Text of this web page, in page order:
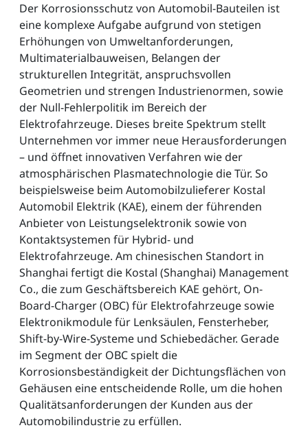
Der Korrosionsschutz von Automobil-Bauteilen ist
eine komplexe Aufgabe aufgrund von stetigen
Erhöhungen von Umweltanforderungen,
Multimaterialbauweisen, Belangen der
strukturellen Integrität, anspruchsvollen
Geometrien und strengen Industrienormen, sowie
der Null-Fehlerpolitik im Bereich der
Elektrofahrzeuge. Dieses breite Spektrum stellt
Unternehmen vor immer neue Herausforderungen
– und öffnet innovativen Verfahren wie der
atmosphärischen Plasmatechnologie die Tür. So
beispielsweise beim Automobilzulieferer Kostal
Automobil Elektrik (KAE), einem der führenden
Anbieter von Leistungselektronik sowie von
Kontaktsystemen für Hybrid- und
Elektrofahrzeuge. Am chinesischen Standort in
Shanghai fertigt die Kostal (Shanghai) Management
Co., die zum Geschäftsbereich KAE gehört, On-
Board-Charger (OBC) für Elektrofahrzeuge sowie
Elektronikmodule für Lenksäulen, Fensterheber,
Shift-by-Wire-Systeme und Schiebedächer. Gerade
im Segment der OBC spielt die
Korrosionsbeständigkeit der Dichtungsflächen von
Gehäusen eine entscheidende Rolle, um die hohen
Qualitätsanforderungen der Kunden aus der
Automobilindustrie zu erfüllen.